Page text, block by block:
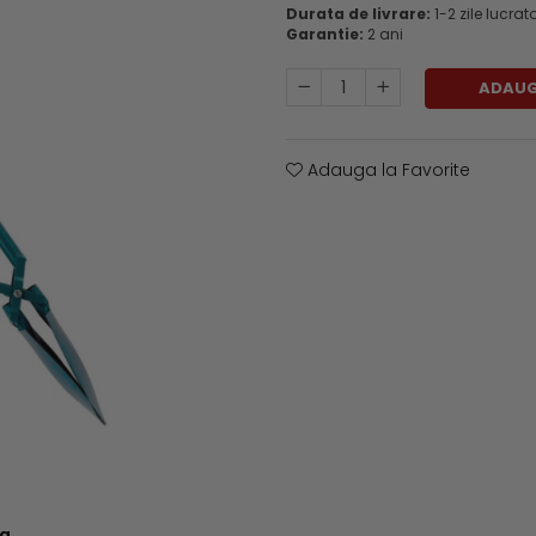
Durata de livrare: 1-2 zile
Garantie: 2 ani
Adauga la Favorite